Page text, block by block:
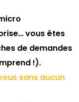
vous êtes
de demandes
!).
sans aucun